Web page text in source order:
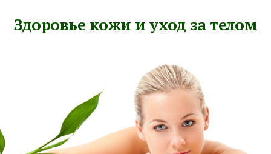
Здоровье кожи и уход за телом